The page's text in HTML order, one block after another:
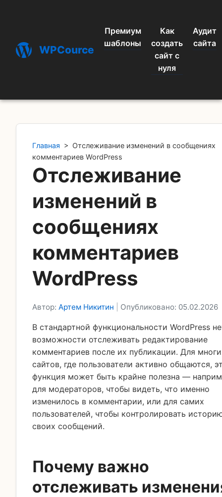
WPCource
Премиум
шаблоны
Как
создать
сайт с
нуля
Аудит
сайта
Главная > Отслеживание изменений в сообщениях
комментариев WordPress
Отслеживание
изменений в
сообщениях
комментариев
WordPress
Автор: Артем Никитин Опубликовано: 05.02.2026
В стандартной функциональности WordPress
возможности отслеживать редактирование
комментариев после их публикации. Для
сайтов, где пользователи активно общаются,
функция может быть крайне полезна —
для модераторов, чтобы видеть, что именно
изменилось в комментарии, или для самих
пользователей, чтобы контролировать
своих сообщений.
Почему важно
отслеживать